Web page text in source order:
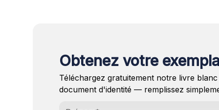
Obtenez votre
Téléchargez gratuitement notre livre
document d'identité — remplissez